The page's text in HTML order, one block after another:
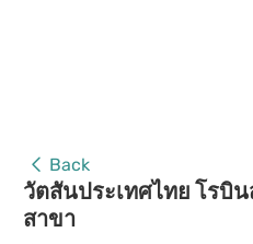
Back
วัตสันประเทศไทย โรบิ
สาขา